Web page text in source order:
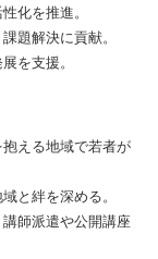
化を推進。
題解決に貢献。
を支援。
える地域で若者が
と絆を深める。
師派遣や公開講座